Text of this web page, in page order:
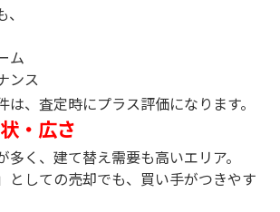
ム
ンス
は、査定時にプラス評価になります。
・広さ
多く、建て替え需要も高いエリア。
としての売却でも、買い手がつきやす